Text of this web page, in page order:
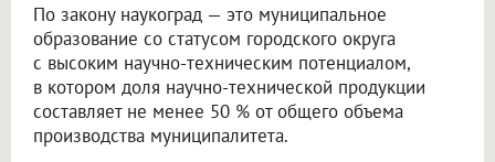
По закону наукоград — это муниципальное
образование со статусом городского округа
с высоким научно-техническим потенциалом,
в котором доля научно-технической продукции
составляет не менее 50 % от общего объема
производства муниципалитета.